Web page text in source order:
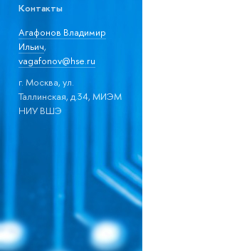
Контакты
Агафонов Владимир
Ильич,
vagafonov@hse.ru
г. Москва, ул.
Таллинская, д.34, МИЭМ
НИУ ВШЭ